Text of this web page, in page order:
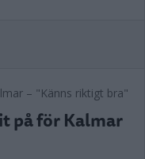
på för Kalmar